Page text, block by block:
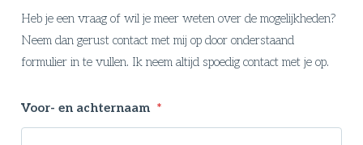
Heb je een vraag of wil je meer weten over de mogelijkheden?
Neem dan gerust contact met mij op door onderstaand
formulier in te vullen. Ik neem altijd spoedig contact met je op.
Voor- en achternaam *